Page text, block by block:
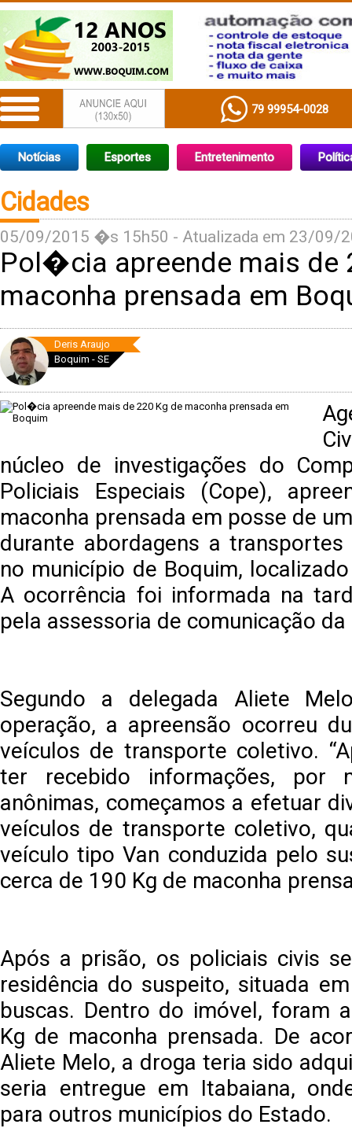
79 99954-0028
Notícias Esportes Entretenimento
Cidades
05/09/2015 �s 15h50 - Atualizada em 23/09/
Pol�cia apreende mais de
maconha prensada em
Deris Araujo
Boquim - SE
núcleo de investigações do
Policiais Especiais (Cope),
maconha prensada em posse de
durante abordagens a
no município de Boquim,
A ocorrência foi informada na
pela assessoria de comunicação da
Segundo a delegada Aliete
operação, a apreensão ocorreu
veículos de transporte coletivo.
ter recebido informações, por
anônimas, começamos a efetuar
veículos de transporte coletivo,
veículo tipo Van conduzida pelo
cerca de 190 Kg de maconha
Após a prisão, os policiais civis
residência do suspeito, situada
buscas. Dentro do imóvel, foram
Kg de maconha prensada. De
Aliete Melo, a droga teria sido
seria entregue em Itabaiana,
para outros municípios do Estado.